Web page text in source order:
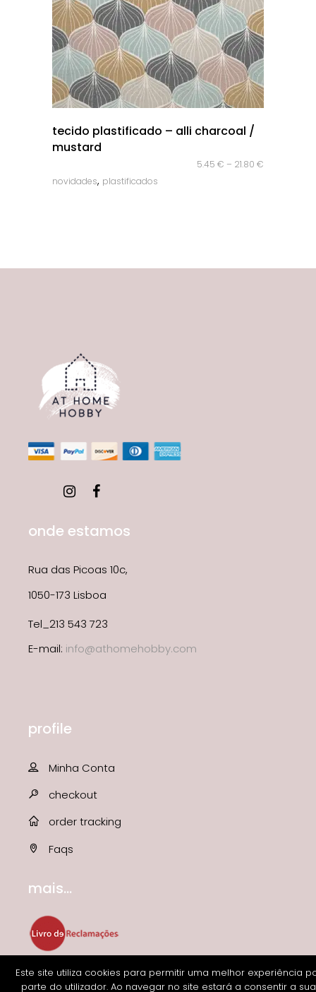
tecido plastificado – alli charcoal /
mustard
5.45 € – 21.80 €
novidades, plastificados
onde estamos
Rua das Picoas 10c,
1050-173 Lisboa
Tel_213 543 723
E-mail: info@athomehobby.com
profile
Minha Conta
checkout
order tracking
Faqs
mais...
Este site utiliza cookies para permitir uma melhor experiência
parte do utilizador. Ao navegar no site estará a consentir a sua